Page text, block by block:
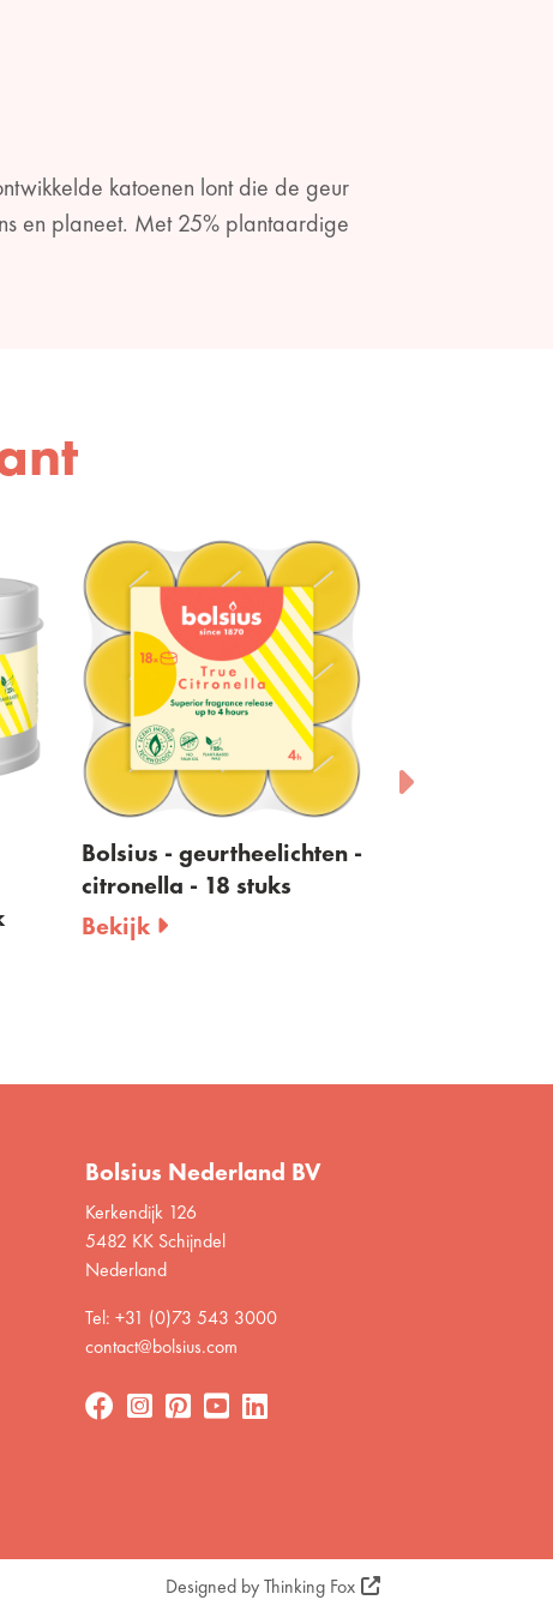
katoenen lont die de geur
en planeet. Met 25% plantaardige
Bolsius - geurtheelichten -
citronella - 18 stuks
Bekijk
Bolsius Nederland BV
Kerkendijk 126
5482 KK Schijndel
Nederland
Tel: +31 (0)73 543 3000
contact@bolsius.com
Designed byThinking Fox